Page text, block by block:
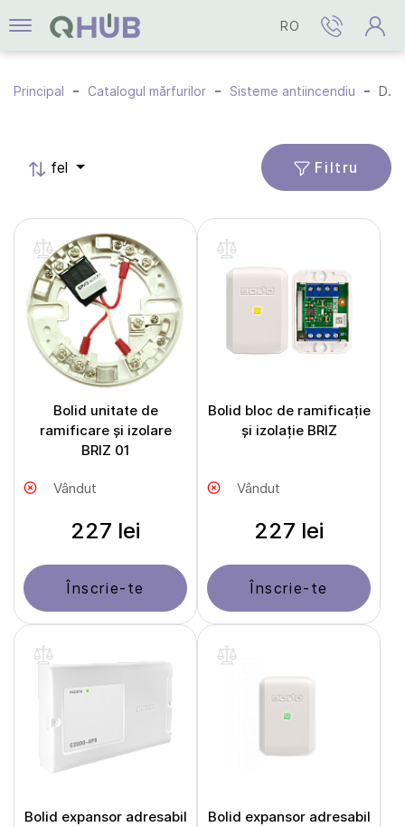
RO
Principal Catalogul mărfurilor Sisteme antiincendiu Detectoare incendiu
fel Filtru
Bolid unitate de
ramificare și izolare
BRIZ 01
Vândut
227 lei
Înscrie-te
Bolid bloc de ramificație
și izolație BRIZ
Vândut
227 lei
Înscrie-te
Bolid expansor adresabil
Bolid expansor adresabil